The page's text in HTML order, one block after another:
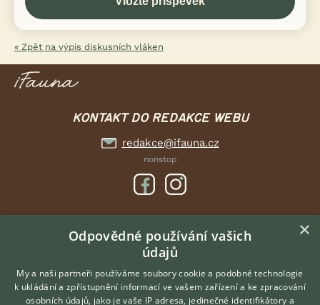
« Zpět na výpis diskusních vláken
KONTAKT DO REDAKCE WEBU
redakce@ifauna.cz
nonstop
DOMOVSKÁ STRÁNKA
INZERCE
DISKUSE
ČLÁNKY
×
Odpovědné používání vašich
údajů
My a naši partneři používáme soubory cookie a podobné technologie
k ukládání a zpřístupnění informací ve vašem zařízení a ke zpracování
osobních údajů, jako je vaše IP adresa, jedinečné identifikátory a